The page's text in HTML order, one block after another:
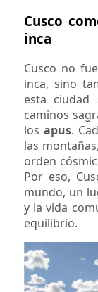
Cusco
inca
Cusco no
inca, sino
esta ciudad
caminos
los apus.
las
orden
Por eso,
mundo, un
y la vida
equilibrio.